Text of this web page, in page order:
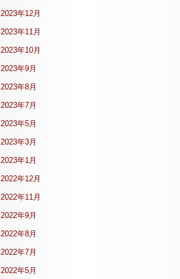
2023年12月
2023年11月
2023年10月
2023年9月
2023年8月
2023年7月
2023年5月
2023年3月
2023年1月
2022年12月
2022年11月
2022年9月
2022年8月
2022年7月
2022年5月